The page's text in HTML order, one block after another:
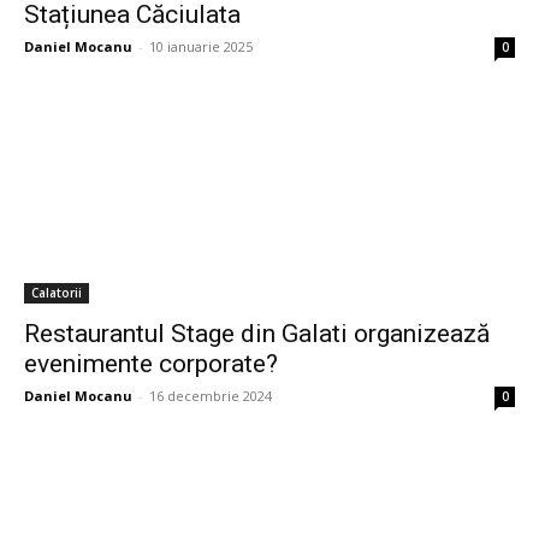
Stațiunea Căciulata
Daniel Mocanu - 10 ianuarie 2025 0
Calatorii
Restaurantul Stage din Galati organizează
evenimente corporate?
Daniel Mocanu - 16 decembrie 2024 0